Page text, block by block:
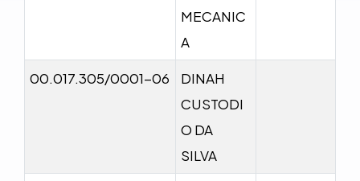
MECANIC
A
00.017.305/0001-06
DINAH
CUSTODI
O DA
SILVA